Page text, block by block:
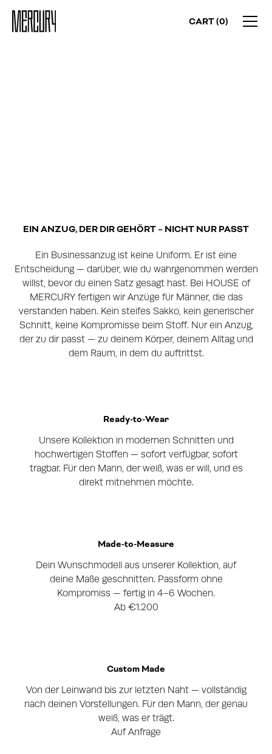
CART (0)
EIN ANZUG, DER DIR GEHÖRT – NICHT NUR PASST
Ein Businessanzug ist keine Uniform. Er ist eine
Entscheidung — darüber, wie du wahrgenommen werden
willst, bevor du einen Satz gesagt hast. Bei HOUSE of
MERCURY fertigen wir Anzüge für Männer, die das
verstanden haben. Kein steifes Sakko, kein generischer
Schnitt, keine Kompromisse beim Stoff. Nur ein Anzug,
der zu dir passt — zu deinem Körper, deinem Alltag und
dem Raum, in dem du auftrittst.
Ready-to-Wear
Unsere Kollektion in modernen Schnitten und
hochwertigen Stoffen — sofort verfügbar, sofort
tragbar. Für den Mann, der weiß, was er will, und es
direkt mitnehmen möchte.
Made-to-Measure
Dein Wunschmodell aus unserer Kollektion, auf
deine Maße geschnitten. Passform ohne
Kompromiss — fertig in 4–6 Wochen.
Ab €1.200
Custom Made
Von der Leinwand bis zur letzten Naht — vollständig
nach deinen Vorstellungen. Für den Mann, der genau
weiß, was er trägt.
Auf Anfrage